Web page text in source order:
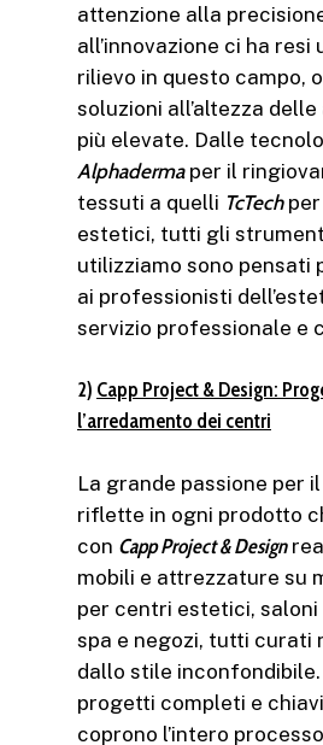
attenzione alla
all’innovazione ci ha resi
rilievo in questo campo,
soluzioni all’altezza
più elevate. Dalle
Alphaderma per il
tessuti a quelli TcTech
estetici, tutti gli
utilizziamo sono pensati
ai professionisti
servizio professionale e
2) Capp Project & Design:
l’arredamento dei centri
La grande passione per
riflette in ogni prodotto
con Capp Project & Design
mobili e attrezzature su
per centri estetici, saloni
spa e negozi, tutti curati
dallo stile
progetti completi e
coprono l’intero